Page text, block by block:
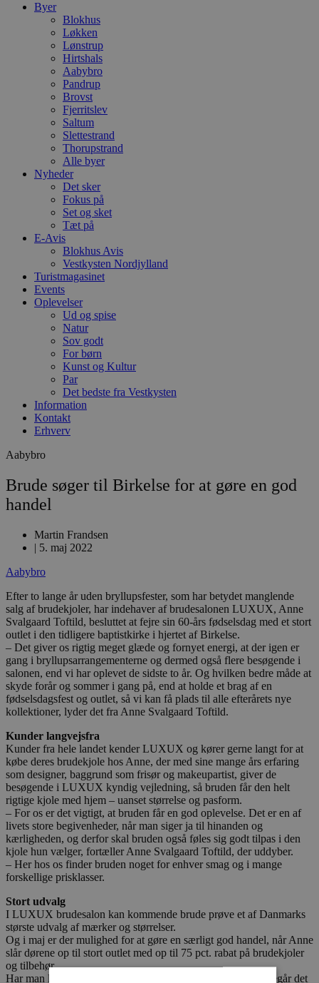
Byer
Blokhus
Løkken
Lønstrup
Hirtshals
Aabybro
Pandrup
Brovst
Fjerritslev
Saltum
Slettestrand
Thorupstrand
Alle byer
Nyheder
Det sker
Fokus på
Set og sket
Tæt på
E-Avis
Blokhus Avis
Vestkysten Nordjylland
Turistmagasinet
Events
Oplevelser
Ud og spise
Natur
Sov godt
For børn
Kunst og Kultur
Par
Det bedste fra Vestkysten
Information
Kontakt
Erhverv
Aabybro
Brude søger til Birkelse for at gøre en god
handel
Martin Frandsen
| 5. maj 2022
Aabybro
Efter to lange år uden bryllupsfester, som har betydet manglende
salg af brudekjoler, har indehaver af brudesalonen LUXUX, Anne
Svalgaard Toftild, besluttet at fejre sin 60-års fødselsdag med et stort
outlet i den tidligere baptistkirke i hjertet af Birkelse.
– Det giver os rigtig meget glæde og fornyet energi, at der igen er
gang i bryllupsarrangementerne og dermed også flere besøgende i
salonen, end vi har oplevet de sidste to år. Og hvilken bedre måde at
skyde forår og sommer i gang på, end at holde et brag af en
fødselsdagsfest og outlet, så vi kan få plads til alle efterårets nye
kollektioner, lyder det fra Anne Svalgaard Toftild.
Kunder langvejsfra
Kunder fra hele landet kender LUXUX og kører gerne langt for at
købe deres brudekjole hos Anne, der med sine mange års erfaring
som designer, baggrund som frisør og makeupartist, giver de
besøgende i LUXUX kyndig vejledning, så bruden får den helt
rigtige kjole med hjem – uanset størrelse og pasform.
– For os er det vigtigt, at bruden får en god oplevelse. Det er en af
livets store begivenheder, når man siger ja til hinanden og
kærligheden, og derfor skal bruden også føles sig godt tilpas i den
kjole hun vælger, fortæller Anne Svalgaard Toftild, der uddyber.
– Her hos os finder bruden noget for enhver smag og i mange
forskellige prisklasser.
Stort udvalg
I LUXUX brudesalon kan kommende brude prøve et af Danmarks
største udvalg af mærker og størrelser.
Og i maj er der mulighed for at gøre en særligt god handel, når Anne
slår dørene op til stort outlet med op til 75 pct. rabat på brudekjoler
og tilbehør.
Har man lyst til at kigge forbi til fødselsdag og outlet, så foregår det